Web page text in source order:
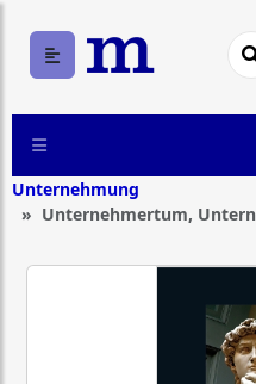
Unternehmung
Unternehmertum,